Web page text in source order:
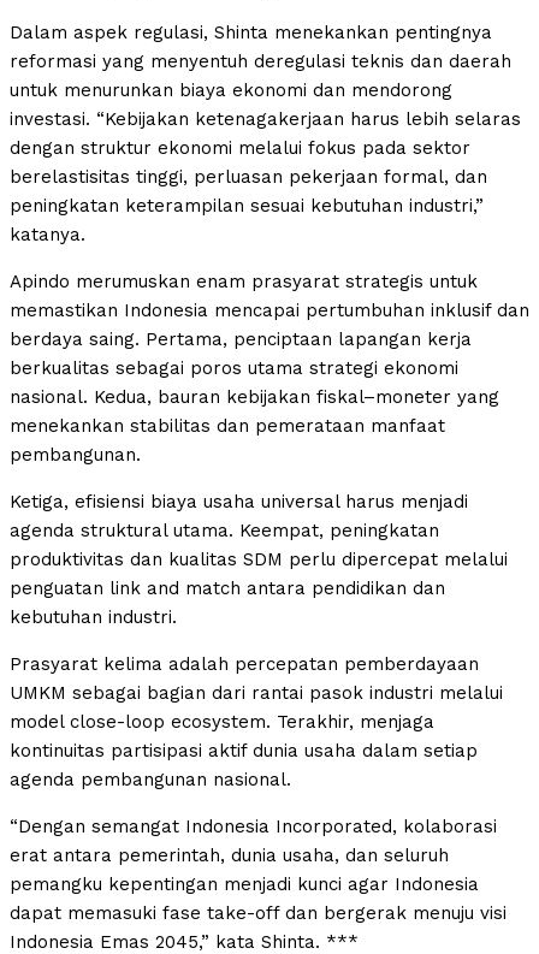
Dalam aspek regulasi, Shinta menekankan pentingnya
reformasi yang menyentuh deregulasi teknis dan daerah
untuk menurunkan biaya ekonomi dan mendorong
investasi. “Kebijakan ketenagakerjaan harus lebih selaras
dengan struktur ekonomi melalui fokus pada sektor
berelastisitas tinggi, perluasan pekerjaan formal, dan
peningkatan keterampilan sesuai kebutuhan industri,”
katanya.
Apindo merumuskan enam prasyarat strategis untuk
memastikan Indonesia mencapai pertumbuhan inklusif dan
berdaya saing. Pertama, penciptaan lapangan kerja
berkualitas sebagai poros utama strategi ekonomi
nasional. Kedua, bauran kebijakan fiskal–moneter yang
menekankan stabilitas dan pemerataan manfaat
pembangunan.
Ketiga, efisiensi biaya usaha universal harus menjadi
agenda struktural utama. Keempat, peningkatan
produktivitas dan kualitas SDM perlu dipercepat melalui
penguatan link and match antara pendidikan dan
kebutuhan industri.
Prasyarat kelima adalah percepatan pemberdayaan
UMKM sebagai bagian dari rantai pasok industri melalui
model close-loop ecosystem. Terakhir, menjaga
kontinuitas partisipasi aktif dunia usaha dalam setiap
agenda pembangunan nasional.
“Dengan semangat Indonesia Incorporated, kolaborasi
erat antara pemerintah, dunia usaha, dan seluruh
pemangku kepentingan menjadi kunci agar Indonesia
dapat memasuki fase take-off dan bergerak menuju visi
Indonesia Emas 2045,” kata Shinta. ***